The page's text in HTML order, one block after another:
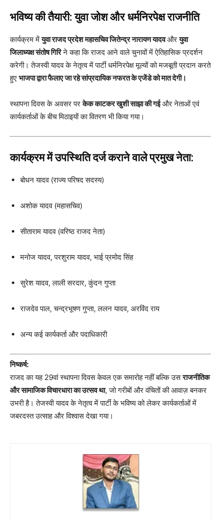
भविष्य की तैयारी: युवा जोश और धर्मनिरपेक्ष राजनीति
कार्यक्रम मेंयुवा राजद प्रदेश महासचिव जितेन्द्र नारायण यादवऔरयुवा
जिलाध्यक्ष संतोष गिरिने कहा कि राजद आने वाले चुनावों में ऐतिहासिक प्रदर्शन
करेगी। तेजस्वी यादव के नेतृत्व में पार्टी धर्मनिरपेक्ष मूल्यों को मजबूती प्रदान करते
हुए भाजपा द्वारा फैलाए जा रहे सांप्रदायिक नफरत के एजेंडे को मात देगी।
स्थापना दिवस के अवसर परकेक काटकर खुशी साझा की गईऔर नेताओं एवं
कार्यकर्ताओं के बीच मिठाइयों का वितरण भी किया गया।
कार्यक्रम में उपस्थिति दर्ज कराने वाले प्रमुख नेता:
बोधन यादव (राज्य परिषद सदस्य)
अशोक यादव (महासचिव)
सीताराम यादव (वरिष्ठ राजद नेता)
मनोज यादव, परशुराम यादव, भाई प्रमोद सिंह
सुरेश यादव, लाली सरदार, कुंदन गुप्ता
राजदेव पाल, चन्द्रभूषण गुप्ता, ललन यादव, अरविंद राय
अन्य कई कार्यकर्ता और पदाधिकारी
निष्कर्ष:
राजद का यह 29वां स्थापना दिवस केवल एक समारोह नहीं बल्कि उसराजनीतिक
और सामाजिक विचारधारा का उत्सव था, जो गरीबों और वंचितों की आवाज़ बनकर
उभरी है। तेजस्वी यादव के नेतृत्व में पार्टी के भविष्य को लेकर कार्यकर्ताओं में
जबरदस्त उत्साह और विश्वास देखा गया।